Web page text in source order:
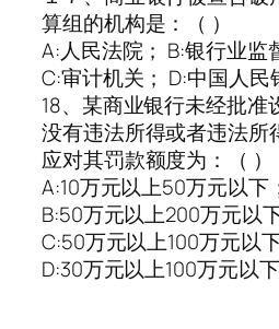
算组的机构是：（ ）
A:人民法院； B:银行业监
C:审计机关； D:中国人民
18、某商业银行未经批准
没有违法所得或者违法所
应对其罚款额度为：（ ）
A:10万元以上50万元以下
B:50万元以上200万元以
C:50万元以上100万元以下
D:30万元以上100万元以下